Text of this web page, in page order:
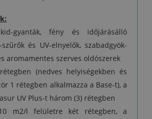
gyanták, fény és időjárásálló
és UV-elnyelők, szabadgyök-
aromamentes szerves oldószerek
(nedves helyiségekben és
1 rétegben alkalmazza a Base-t), a
UV Plus-t három (3) rétegben
m2/l felületre két rétegben, a